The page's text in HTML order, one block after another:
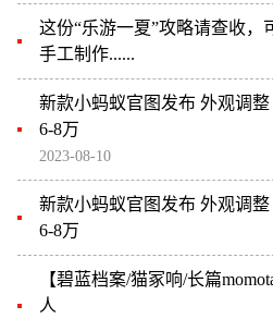
这份“乐游一夏”攻略请查收，
手工制作......
新款小蚂蚁官图发布 外观调
6-8万
2023-08-10
新款小蚂蚁官图发布 外观调
6-8万
【碧蓝档案/猫冢响/长篇
人